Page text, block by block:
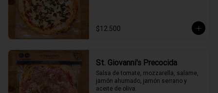
$12.500
St. Giovanni's Precocida
Salsa de tomate, mozzarella, salame,
jamón ahumado, jamón serrano y
aceite de oliva.